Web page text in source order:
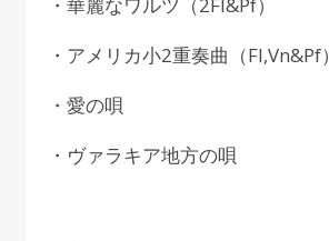
・アメリカ小2重奏曲（Fl,Vn&Pf）
・愛の唄
・ヴァラキア地方の唄